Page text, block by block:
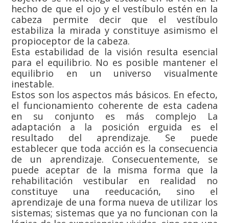
hecho de que el ojo y el vestíbulo estén en la
cabeza permite decir que el vestíbulo
estabiliza la mirada y constituye asimismo el
propioceptor de la cabeza.
Esta estabilidad de la visión resulta esencial
para el equilibrio. No es posible mantener el
equilibrio en un universo visualmente
inestable.
Estos son los aspectos más básicos. En efecto,
el funcionamiento coherente de esta cadena
en su conjunto es más complejo La
adaptación a la posición erguida es el
resultado del aprendizaje. Se puede
establecer que toda acción es la consecuencia
de un aprendizaje. Consecuentemente, se
puede aceptar de la misma forma que la
rehabilitación vestibular en realidad no
constituye una reeducación, sino el
aprendizaje de una forma nueva de utilizar los
sistemas; sistemas que ya no funcionan con la